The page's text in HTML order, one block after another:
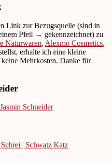
Link zur Bezugsquelle (sind in
Pfeil → gekennzeichnet) zu
Naturwaren, Alexmo Cosmetics,
erhalte ich eine kleine
Mehrkosten. Danke für